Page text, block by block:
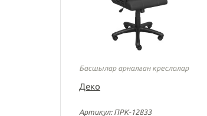
Басшылар арналған креслолар
Деко
Артикул: ПРК-12833